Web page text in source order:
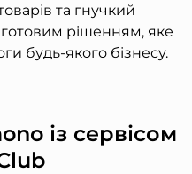
та гнучкий
рішенням, яке
будь-якого бізнесу.
із сервісом